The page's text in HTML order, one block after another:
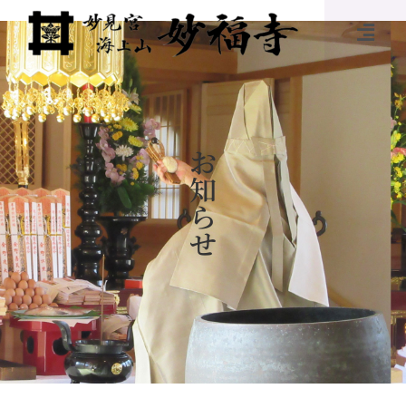
お
知
ら
せ